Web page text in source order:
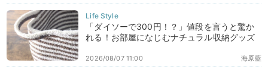
「ダイソーで300円！？」値段を言うと驚か
れる！お部屋になじむナチュラル収納グッズ
海原藍
2026/08/07 11:00